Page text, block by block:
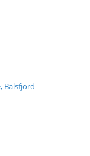
Balsfjord